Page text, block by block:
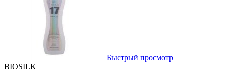
Быстрый просмотр
BIOSILK